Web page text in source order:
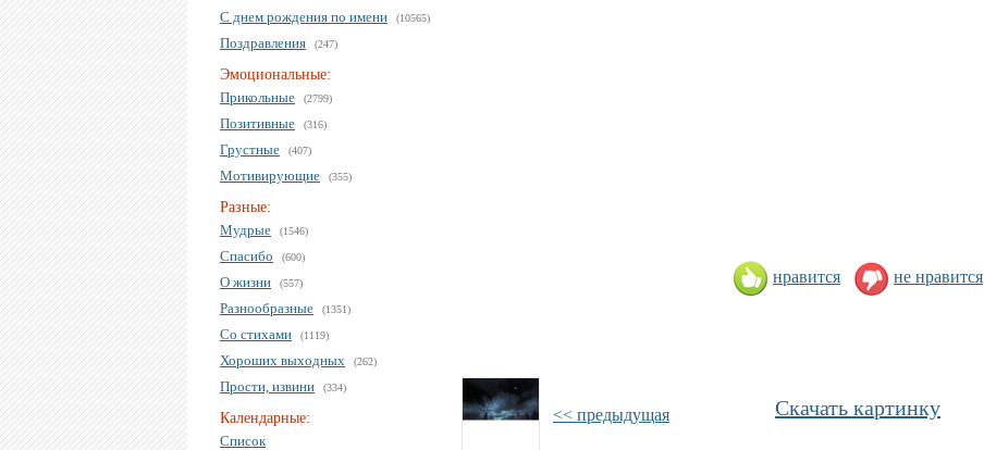
С днем рождения по имени (10565)
Поздравления (247)
Эмоциональные:
Прикольные
(2799)
Позитивные (316)
Грустные (407)
Мотивирующие (355)
Разные:
Мудрые
(1546)
Спасибо (600)
О жизни (557)
Разнообразные (1351)
Со стихами (1119)
Хороших выходных (262)
Прости, извини (334)
Календарные:
Список
нравится не нравится
<< предыдущая Скачать картинку